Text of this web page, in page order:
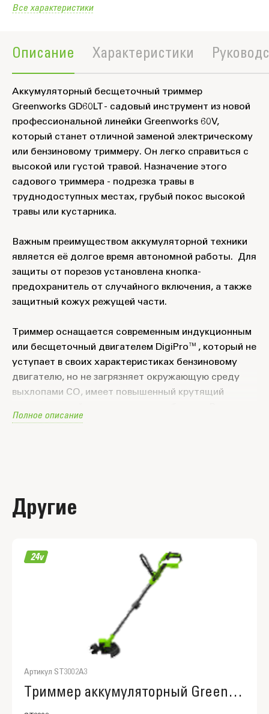
Все характеристики
Описание Характеристики
Аккумуляторный бесщеточный триммер
Greenworks GD60LT - садовый инструмент из новой
профессиональной линейки Greenworks 60V,
который станет отличной заменой электрическому
или бензиновому триммеру. Он легко справиться с
высокой или густой травой. Назначение этого
садового триммера - подрезка травы в
труднодоступных местах, грубый покос высокой
травы или кустарника.
Важным преимуществом аккумуляторной техники
является её долгое время автономной работы. Для
защиты от порезов установлена кнопка-
предохранитель от случайного включения, а также
защитный кожух режущей части.
Триммер оснащается современным индукционным
или бесщеточный двигателем DigiPro™, который не
уступает в своих характеристиках бензиновому
двигателю, но не загрязняет окружающую среду
выхлопами СО, имеет повышенный крутящий
преимуществом электрического двигателя
необходимости смешивать бензин с моторным
маслом. А в сравнение со стандартным щеточным
оснащается системой защиты от перегрузок. Вал
от двигателя до катушки - прямой и сделан из
стали, что также увеличивает срок службы
триммера по сравнению с тросовой конструкцией.
Модель работает от аккумуляторной батареи 60V,
которая применяется и совместима со всеми
устройствами из новой линейки Гринворкс 60 вольт.
Полное описание
Другие
Артикул ST3002A3
Триммер аккумуляторный Greenworks ST3002, ST3002A3